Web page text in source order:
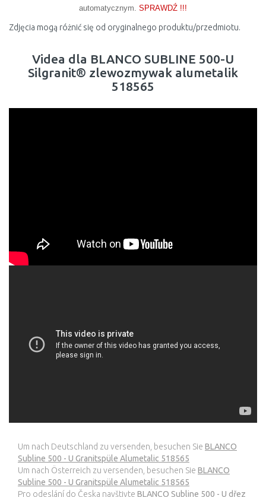
automatycznym. SPRAWDŹ !!!
Zdjęcia mogą różnić się od oryginalnego produktu/przedmiotu.
Videa dla BLANCO SUBLINE 500-U
Silgranit® zlewozmywak alumetalik
518565
Um nach Deutschland zu versenden, besuchen Sie BLANCO
Subline 500 - U Granitspüle Alumetalic 518565
Um nach Österreich zu versenden, besuchen Sie BLANCO
Subline 500 - U Granitspüle Alumetalic 518565
Pro odeslání do Česka navštivte BLANCO Subline 500 - U dřez